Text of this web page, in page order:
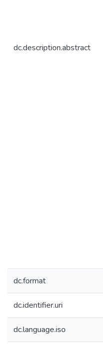
dc.description.abstract
dc.format
dc.identifier.uri
dc.language.iso